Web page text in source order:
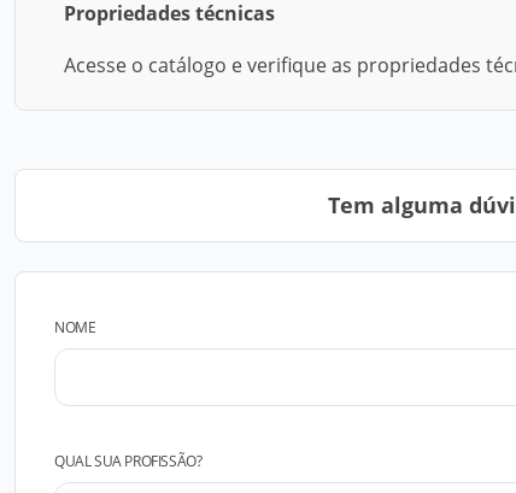
Propriedades técnicas
Acesse o catálogo e verifique as propriedades
Tem alguma
NOME
QUAL SUA PROFISSÃO?